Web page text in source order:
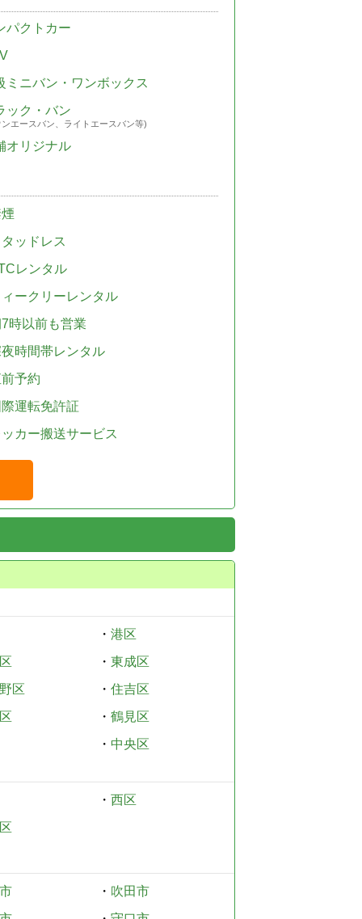
パクトカー
ミニバン・ワンボックス
ック・バン
エースバン、ライトエースバン等)
オリジナル
ッドレス
レンタル
ークリーレンタル
時以前も営業
時間帯レンタル
予約
運転免許証
カー搬送サービス
・ 港区
・ 東成区
区
・ 住吉区
・ 鶴見区
・ 中央区
・ 西区
・ 吹田市